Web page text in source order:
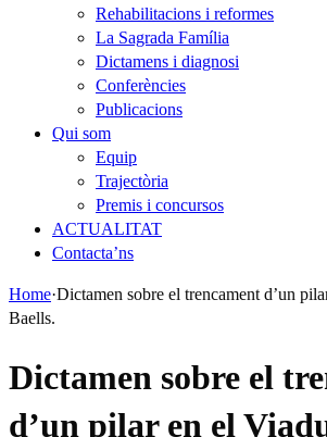
Rehabilitacions i reformes
La Sagrada Família
Dictamens i diagnosi
Conferències
Publicacions
Qui som
Equip
Trajectòria
Premis i concursos
ACTUALITAT
Contacta’ns
Home·Dictamen sobre el trencament d’un
Baells.
Dictamen sobre el
d’un pilar en el